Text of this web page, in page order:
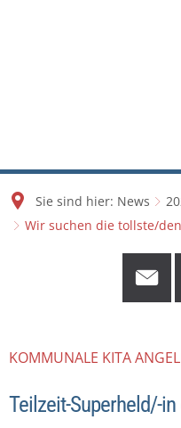
Sie sind hier: News
Wir suchen die tollste/
KOMMUNALE KITA
Teilzeit-Superheld/-